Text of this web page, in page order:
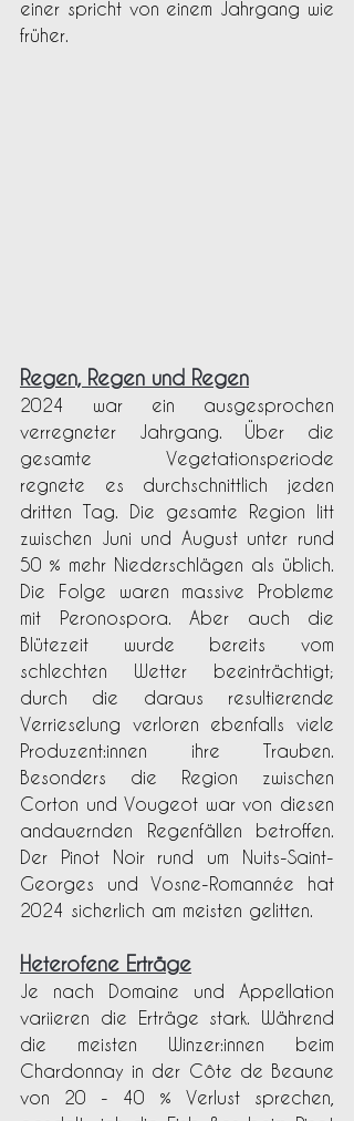
einer spricht von einem Jahrgang wie
früher.
Regen, Regen und Regen
2024 war ein ausgesprochen
verregneter Jahrgang. Über die
gesamte Vegetationsperiode
regnete es durchschnittlich jeden
dritten Tag. Die gesamte Region litt
zwischen Juni und August unter rund
50 % mehr Niederschlägen als üblich.
Die Folge waren massive Probleme
mit Peronospora. Aber auch die
Blütezeit wurde bereits vom
schlechten Wetter beeinträchtigt;
durch die daraus resultierende
Verrieselung verloren ebenfalls viele
Produzent:innen ihre Trauben.
Besonders die Region zwischen
Corton und Vougeot war von diesen
andauernden Regenfällen betroﬀen.
Der Pinot Noir rund um Nuits-Saint-
Georges und Vosne-Romannée hat
2024 sicherlich am meisten gelitten.
Heterofene Erträge
Je nach Domaine und Appellation
variieren die Erträge stark. Während
die meisten Winzer:innen beim
Chardonnay in der Côte de Beaune
von 20 - 40 % Verlust sprechen,